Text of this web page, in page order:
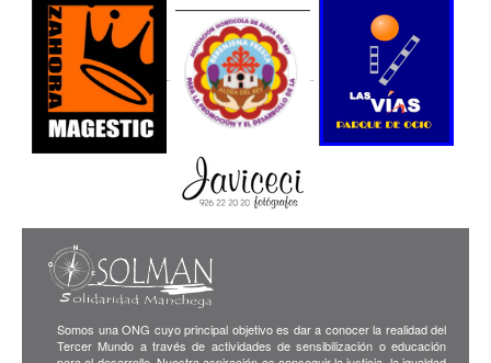
Somos una ONG cuyo principal objetivo es dar a conocer la realidad del
Tercer Mundo a través de actividades de sensibilización o educación